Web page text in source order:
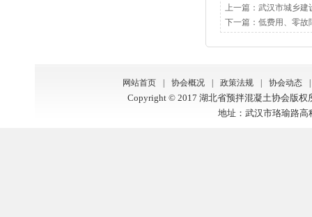
上一篇： 武汉市城乡建
下一篇： 低费用、零故
网站首页 协会概况 政策法规 协会动态
Copyright © 2017 湖北省预拌混凝土协会版权
地址：武汉市珞瑜路高